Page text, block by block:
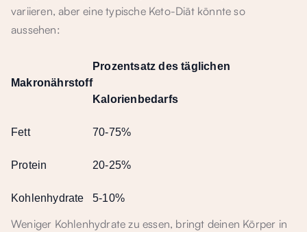
variieren, aber eine typische Keto-Diät könnte so
aussehen:
Makronährstoff
Prozentsatz des täglichen
Kalorienbedarfs
Fett 70-75%
Protein 20-25%
Kohlenhydrate 5-10%
Weniger Kohlenhydrate zu essen, bringt deinen Körper in